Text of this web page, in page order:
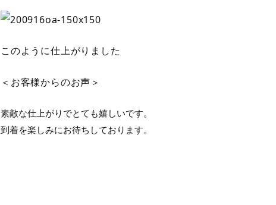
このように仕上がりました
＜お客様からのお声＞
素敵な仕上がりでとても嬉しいです。
到着を楽しみにお待ちしております。